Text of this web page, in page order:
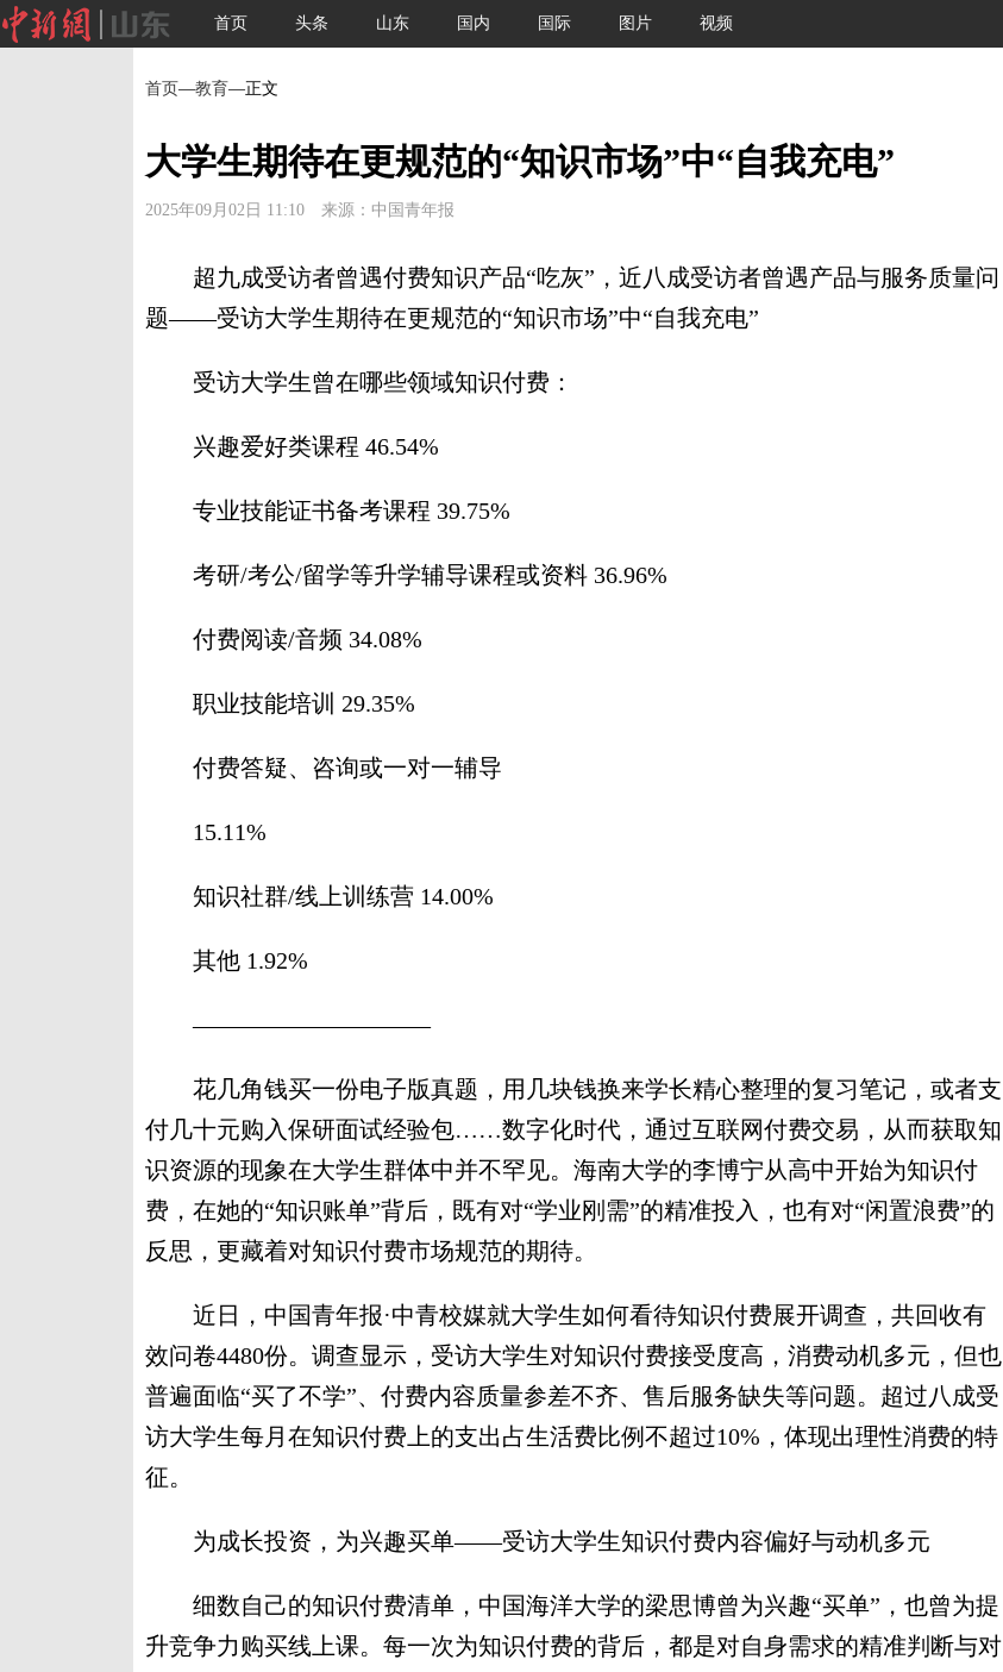
首页 头条 山东 国内 国际 图片 视频
首页—教育—正文
大学生期待在更规范的“知识市场”中“自我充电”
2025年09月02日 11:10 来源：中国青年报
超九成受访者曾遇付费知识产品“吃灰”，近八成受访者曾遇产品与服务质量问
题——受访大学生期待在更规范的“知识市场”中“自我充电”
受访大学生曾在哪些领域知识付费：
兴趣爱好类课程 46.54%
专业技能证书备考课程 39.75%
考研/考公/留学等升学辅导课程或资料 36.96%
付费阅读/音频 34.08%
职业技能培训 29.35%
付费答疑、咨询或一对一辅导
15.11%
知识社群/线上训练营 14.00%
其他 1.92%
——————————
花几角钱买一份电子版真题，用几块钱换来学长精心整理的复习笔记，或者支
付几十元购入保研面试经验包……数字化时代，通过互联网付费交易，从而获取知
识资源的现象在大学生群体中并不罕见。海南大学的李博宁从高中开始为知识付
费，在她的“知识账单”背后，既有对“学业刚需”的精准投入，也有对“闲置浪费”的
反思，更藏着对知识付费市场规范的期待。
近日，中国青年报·中青校媒就大学生如何看待知识付费展开调查，共回收有
效问卷4480份。调查显示，受访大学生对知识付费接受度高，消费动机多元，但也
普遍面临“买了不学”、付费内容质量参差不齐、售后服务缺失等问题。超过八成受
访大学生每月在知识付费上的支出占生活费比例不超过10%，体现出理性消费的特
征。
为成长投资，为兴趣买单——受访大学生知识付费内容偏好与动机多元
细数自己的知识付费清单，中国海洋大学的梁思博曾为兴趣“买单”，也曾为提
升竞争力购买线上课。每一次为知识付费的背后，都是对自身需求的精准判断与对